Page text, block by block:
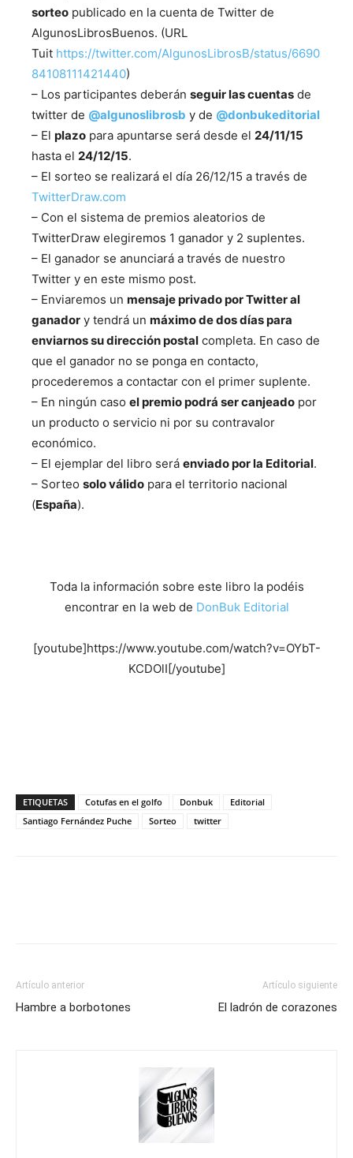
sorteo publicado en la cuenta de Twitter de
AlgunosLibrosBuenos. (URL
Tuit https://twitter.com/AlgunosLibrosB/status/6690
84108111421440)
– Los participantes deberán seguir las cuentas de
twitter de @algunoslibrosb y de @donbukeditorial
– El plazo para apuntarse será desde el 24/11/15
hasta el 24/12/15.
– El sorteo se realizará el día 26/12/15 a través de
TwitterDraw.com
– Con el sistema de premios aleatorios de
TwitterDraw elegiremos 1 ganador y 2 suplentes.
– El ganador se anunciará a través de nuestro
Twitter y en este mismo post.
– Enviaremos un mensaje privado por Twitter al
ganador y tendrá un máximo de dos días para
enviarnos su dirección postal completa. En caso de
que el ganador no se ponga en contacto,
procederemos a contactar con el primer suplente.
– En ningún caso el premio podrá ser canjeado por
un producto o servicio ni por su contravalor
económico.
– El ejemplar del libro será enviado por la Editorial.
– Sorteo solo válido para el territorio nacional
(España).
Toda la información sobre este libro la podéis
encontrar en la web de DonBuk Editorial
[youtube]https://www.youtube.com/watch?v=OYbT-
KCDOlI[/youtube]
ETIQUETAS Cotufas en el golfo Donbuk
Editorial
Santiago Fernández Puche
Sorteo twitter
Artículo anterior
Hambre a borbotones
Artículo siguiente
El ladrón de corazones